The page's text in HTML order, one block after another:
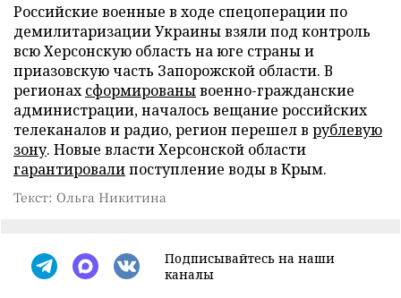
Российские военные в ходе спецоперации по
демилитаризации Украины взяли под контроль
всю Херсонскую область на юге страны и
приазовскую часть Запорожской области. В
регионахсформированывоенно-гражданские
администрации, началось вещание российских
телеканалов и радио, регион перешел в рублевую
зону. Новые власти Херсонской области
гарантировалипоступление воды в Крым.
Текст: Ольга Никитина
Подписывайтесь на наши
каналы